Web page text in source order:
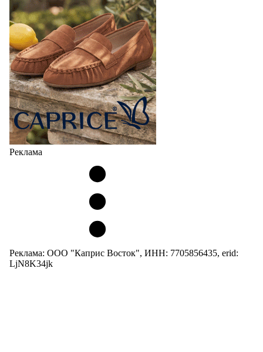
Реклама
Реклама: ООО "Каприс Восток", ИНН: 7705856435, erid:
LjN8K34jk